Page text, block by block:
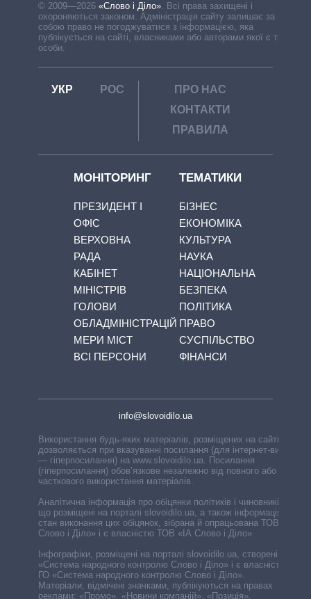
© 2009—2026 «Слово і Діло». Всі права захищені і
охороняються законом. Адміністрація сайту залишає за
собою право не погоджуватися з інформацією, яка
публікується на сайті, власниками або авторами якої є треті
особи.
УКР РОС
ПРО НАС
КОНТАКТИ
ПРАВИЛА
МОНІТОРИНГ
ПРЕЗИДЕНТ І
ОФІС
ВЕРХОВНА
РАДА
КАБІНЕТ
МІНІСТРІВ
ГОЛОВИ
ОБЛАДМІНІСТРАЦІЙ
МЕРИ МІСТ
ВСІ ПЕРСОНИ
ТЕМАТИКИ
БІЗНЕС
ЕКОНОМІКА
КУЛЬТУРА
НАУКА
НАЦІОНАЛЬНА
БЕЗПЕКА
ПОЛІТИКА
ПРАВО
СУСПІЛЬСТВО
ФІНАНСИ
info@slovoidilo.ua
Використання будь-яких матеріалів, розміщених на сайті,
дозволяється при вказуванні посилання (для інтернет-видань
— гіперпосилання) на www.slovoidilo.ua. Посилання
(гіперпосилання) обов’язкове незалежно від повного або
часткового використання матеріалів.
Аналітична інформація про обіцянки політиків і чиновників,
що розміщені на порталі slovoidilo.ua, а також інформація про
стан виконання цих обіцянок, зібрана й опрацьована ТОВ «ІА
Слово і Діло» і є власністю ТОВ «ІА Слово і Діло».
Інфографіки, розміщені на порталі slovoidilo.ua, створені ГО
«Система народного контролю Слово і Діло» і є власністю
ГО «Система народного контролю Слово і Діло».
Матеріали, відмічені значками, публікуються на правах
реклами: «Промо», «Новини компаній», «Позиція»,